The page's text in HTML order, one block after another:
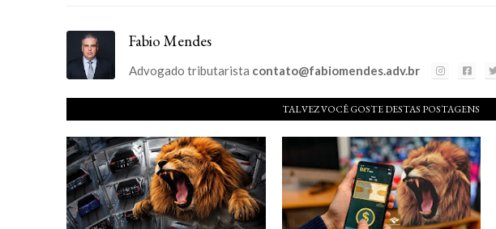
Fabio Mendes
Advogado tributarista contato@fabiomendes.adv.br
TALVEZ VOCÊ GOSTE DESTAS POSTAGENS